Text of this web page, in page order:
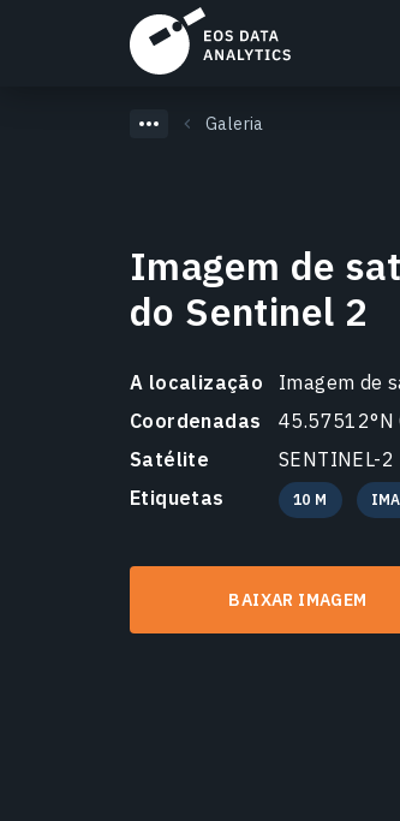
LandViewer
Pesquise, visualize e analise
diretamente no seu navegador.
Saiba mais
Galeria
Imagem de
do Sentinel 2
A localização
Imagem de
Coordenadas
45.57512°N
Satélite
SENTINEL-2
Etiquetas
10 M
BAIXAR IMAGEM